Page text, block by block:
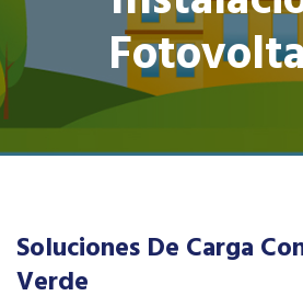
Soluciones De Carga
Verde